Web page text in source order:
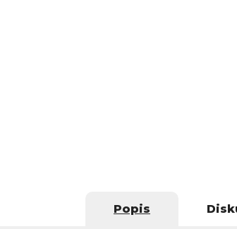
Popis